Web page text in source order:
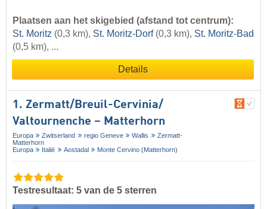
Plaatsen aan het skigebied (afstand tot centrum):
St. Moritz (0,3 km), St. Moritz-Dorf (0,3 km), St. Moritz-Bad
(0,5 km), ...
Details
1. Zermatt/​Breuil-Cervinia/​
Valtournenche – Matterhorn
Europa Zwitserland regio Geneve Wallis
Zermatt-
Matterhorn
Europa
Italië Aostadal Monte Cervino (Matterhorn)
Testresultaat: 5 van de 5 sterren